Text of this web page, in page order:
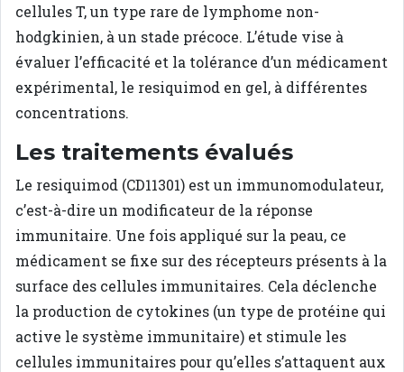
cellules T, un type rare de lymphome non-
hodgkinien, à un stade précoce. L’étude vise à
évaluer l’efficacité et la tolérance d’un médicament
expérimental, le resiquimod en gel, à différentes
concentrations.
Les traitements évalués
Le resiquimod (CD11301) est un immunomodulateur,
c’est-à-dire un modificateur de la réponse
immunitaire. Une fois appliqué sur la peau, ce
médicament se fixe sur des récepteurs présents à la
surface des cellules immunitaires. Cela déclenche
la production de cytokines (un type de protéine qui
active le système immunitaire) et stimule les
cellules immunitaires pour qu’elles s’attaquent aux